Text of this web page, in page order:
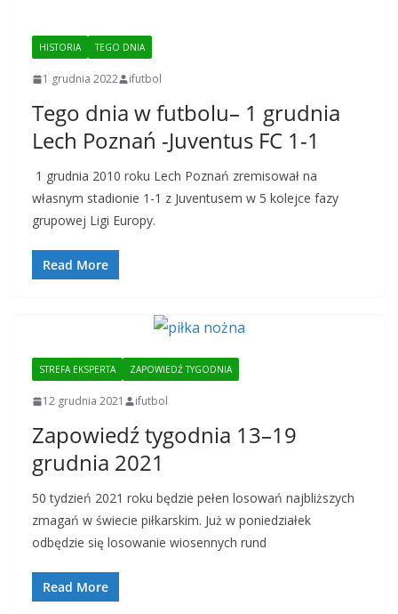
HISTORIA TEGO DNIA
1 grudnia 2022 ifutbol
Tego dnia w futbolu– 1 grudnia
Lech Poznań -Juventus FC 1-1
1 grudnia 2010 roku Lech Poznań zremisował na
własnym stadionie 1-1 z Juventusem w 5 kolejce fazy
grupowej Ligi Europy.
Read More
STREFA EKSPERTA ZAPOWIEDŹ TYGODNIA
12 grudnia 2021 ifutbol
Zapowiedź tygodnia 13–19
grudnia 2021
50 tydzień 2021 roku będzie pełen losowań najbliższych
zmagań w świecie piłkarskim. Już w poniedziałek
odbędzie się losowanie wiosennych rund
Read More